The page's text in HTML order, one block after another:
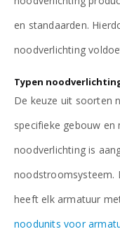
en standaarden.
noodverlichting
Typen
De keuze uit soorten
specifieke gebouw en
noodverlichting is
noodstroomsysteem.
heeft elk armatuur
noodunits voor